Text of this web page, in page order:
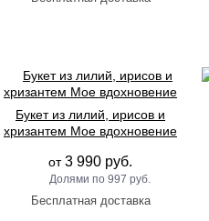
Букет из лилий, ирисов и
хризантем Мое вдохновение
от3 990 руб.
997 руб.